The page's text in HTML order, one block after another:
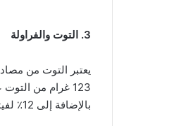
3. التوت والفراولة
يعتبر التوت من
بالإضافة إلى 12٪ لفيتامين K.